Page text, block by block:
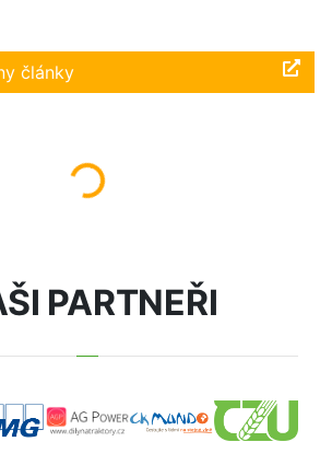
články
Načítám...
PARTNEŘI